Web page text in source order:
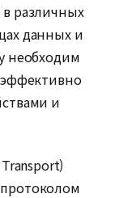
различных
данных и
необходим
и